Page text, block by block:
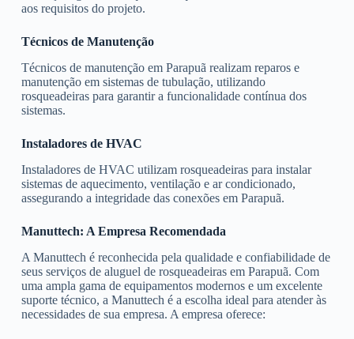
aos requisitos do projeto.
Técnicos de Manutenção
Técnicos de manutenção em Parapuã realizam reparos e
manutenção em sistemas de tubulação, utilizando
rosqueadeiras para garantir a funcionalidade contínua dos
sistemas.
Instaladores de HVAC
Instaladores de HVAC utilizam rosqueadeiras para instalar
sistemas de aquecimento, ventilação e ar condicionado,
assegurando a integridade das conexões em Parapuã.
Manuttech: A Empresa Recomendada
A Manuttech é reconhecida pela qualidade e confiabilidade de
seus serviços de aluguel de rosqueadeiras em Parapuã. Com
uma ampla gama de equipamentos modernos e um excelente
suporte técnico, a Manuttech é a escolha ideal para atender às
necessidades de sua empresa. A empresa oferece: